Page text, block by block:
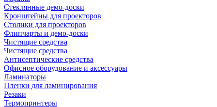
Стеклянные демо-доски
Кронштейны для проекторов
Столики для проекторов
Флипчарты и демо-доски
Чистящие средства
Чистящие средства
Антисептические средства
Офисное оборудование и аксессуары
Ламинаторы
Пленки для ламинирования
Резаки
Термопринтеры